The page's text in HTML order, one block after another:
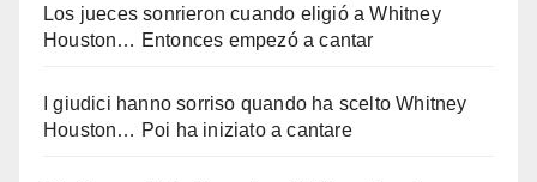
Los jueces sonrieron cuando eligió a Whitney
Houston… Entonces empezó a cantar
I giudici hanno sorriso quando ha scelto Whitney
Houston… Poi ha iniziato a cantare